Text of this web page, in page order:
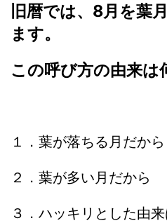
旧暦では、8月を葉
ます。
この呼び方の由来は
１．葉が落ちる月だから
２．葉が多い月だから
３．ハッキリとした由